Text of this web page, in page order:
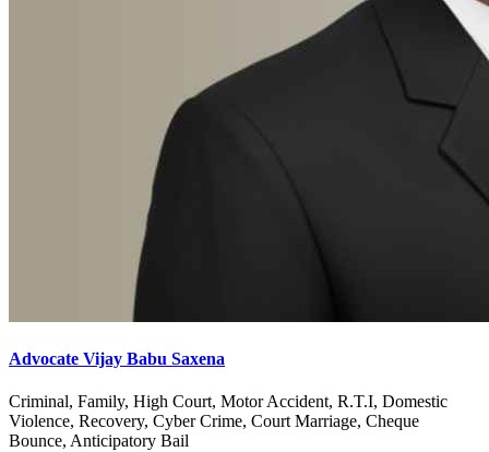
Advocate Vijay Babu Saxena
Criminal, Family, High Court, Motor Accident, R.T.I, Domestic
Violence, Recovery, Cyber Crime, Court Marriage, Cheque
Bounce, Anticipatory Bail